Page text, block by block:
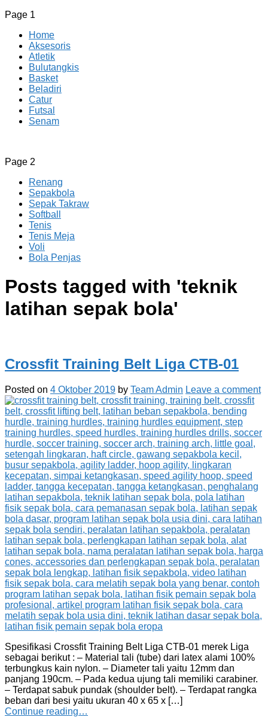
Page 1
Home
Aksesoris
Atletik
Bulutangkis
Basket
Beladiri
Catur
Futsal
Senam
CV JAYA BERSAMA Co Id
Menyediakan Semua Perlengkapan Olahraga Yang
Page 2
Renang
Sepakbola
Sepak Takraw
Softball
Tenis
Tenis Meja
Voli
Bola Penjas
Posts tagged with 'teknik
latihan sepak bola'
Crossfit Training Belt Liga CTB-01
Posted on 4 Oktober 2019 by Team Admin Leave a comment
Spesifikasi Crossfit Training Belt Liga CTB-01 merek Liga
sebagai berikut : – Material tali (tube) dari latex alami 100%
terbungkus kain nylon. – Diameter tali yaitu 12mm dan
panjang 190cm. – Pada kedua ujung tali memiliki carabiner.
– Terdapat sabuk pundak (shoulder belt). – Terdapat rangka
beban dari besi yaitu ukuran 40 x 65 x […]
Continue reading…